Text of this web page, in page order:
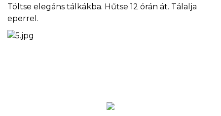
Töltse elegáns tálkákba. Hűtse 12 órán át. Tálalja
eperrel.